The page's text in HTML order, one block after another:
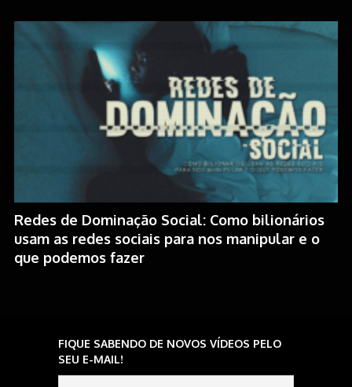
Redes de Dominação Social: Como bilionários
usam as redes sociais para nos manipular e o
que podemos fazer
FIQUE SABENDO DE NOVOS VÍDEOS PELO
SEU E-MAIL!